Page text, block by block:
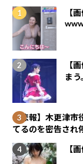
【
【
ま
【悲報】木更津市
てるのを密告され
【